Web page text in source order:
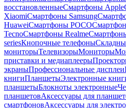
восстановленныеСмартфоны Apple
XiaomiСмартфоны Samsung
HuaweiСмартфоны POCO
TecnoСмартфоны Realme
seriesКнопочные телефоны
мониторыТелевизорыМониторы
приставки и медиаплееры
экраныПрофессиональные дисплеи
книгиПланшетыЭлектронные
планшетыБлокноты электронные
планшетовАксессуары для
смартфоновАксессуары для